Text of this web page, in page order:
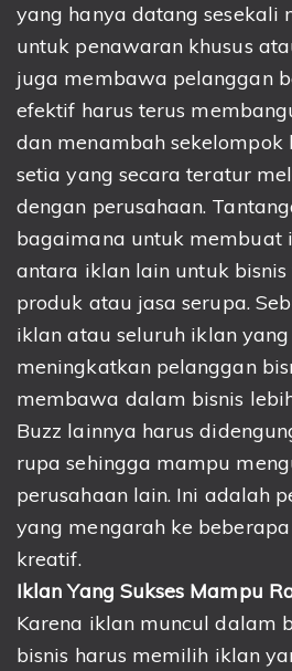
yang hanya datang sesekali
untuk penawaran khusus
juga membawa pelanggan
efektif harus terus
dan menambah sekelompok
setia yang secara teratur
dengan perusahaan.
bagaimana untuk membuat
antara iklan lain untuk
produk atau jasa serupa.
iklan atau seluruh iklan
meningkatkan pelanggan
membawa dalam bisnis
Buzz lainnya harus
rupa sehingga mampu
perusahaan lain. Ini adalah
yang mengarah ke
kreatif.
Iklan Yang Sukses Mampu
Karena iklan muncul dalam
bisnis harus memilih iklan